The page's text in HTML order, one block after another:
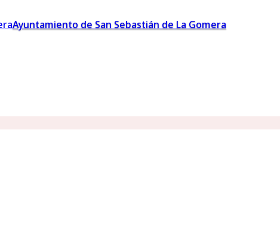
Ayuntamiento de San Sebastián de La Gomera